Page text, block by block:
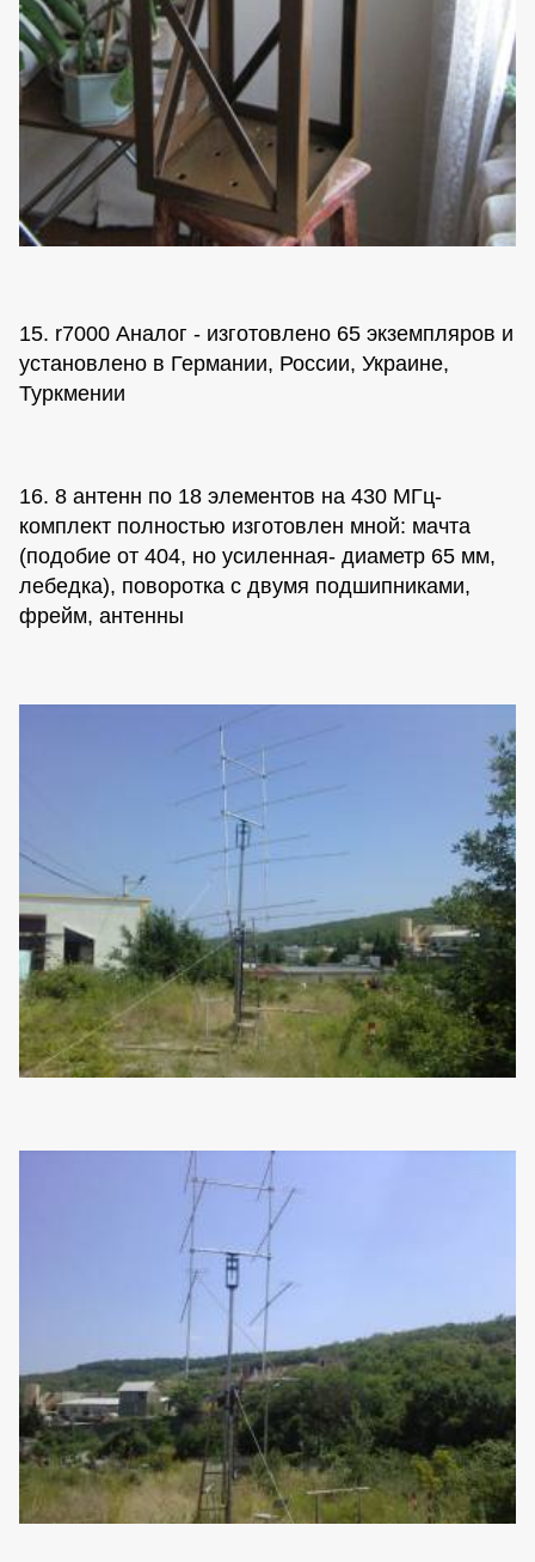
15. r7000 Аналог - изготовлено 65 экземпляров и
установлено в Германии, России, Украине,
Туркмении
16. 8 антенн по 18 элементов на 430 МГц-
комплект полностью изготовлен мной: мачта
(подобие от 404, но усиленная- диаметр 65 мм,
лебедка), поворотка с двумя подшипниками,
фрейм, антенны